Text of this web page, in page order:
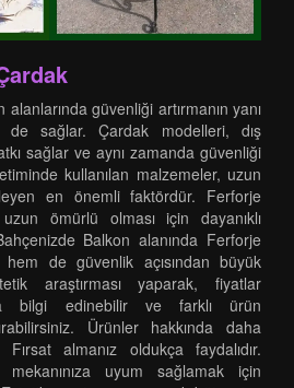
güvenliği artırmanın yanı
de sağlar. Çardak modelleri, dış
sağlar ve aynı zamanda güvenliği
kullanılan malzemeler, uzun
en önemli faktördür. Ferforje
ömürlü olması için dayanıklı
Balkon alanında Ferforje
hem de güvenlik açısından büyük
araştırması yaparak, fiyatlar
bilgi edinebilir ve farklı ürün
Ürünler hakkında daha
almanız oldukça faydalıdır.
uyum sağlamak için